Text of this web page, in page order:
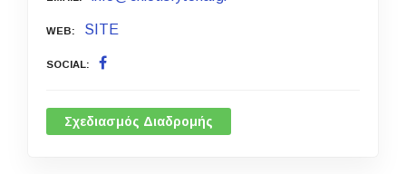
WEB SITE
SOCIAL
Σχεδιασμός Διαδρομής